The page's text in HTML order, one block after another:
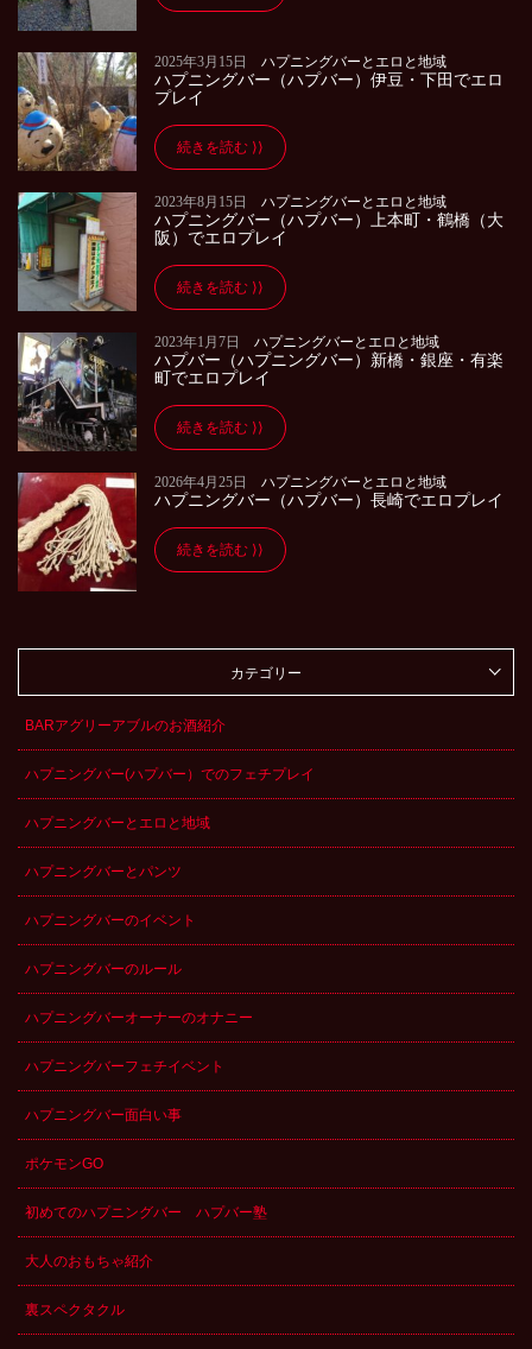
2025年3月15日 ハプニングバーとエロと地域
ハプニングバー（ハプバー）伊豆・下田でエロ
プレイ
続きを読む
2023年8月15日 ハプニングバーとエロと地域
ハプニングバー（ハプバー）上本町・鶴橋（大
阪）でエロプレイ
続きを読む
2023年1月7日 ハプニングバーとエロと地域
ハプバー（ハプニングバー）新橋・銀座・有楽
町でエロプレイ
続きを読む
2026年4月25日 ハプニングバーとエロと地域
ハプニングバー（ハプバー）長崎でエロプレイ
続きを読む
カテゴリー
BARアグリーアブルのお酒紹介
ハプニングバー(ハプバー）でのフェチプレイ
ハプニングバーとエロと地域
ハプニングバーとパンツ
ハプニングバーのイベント
ハプニングバーのルール
ハプニングバーオーナーのオナニー
ハプニングバーフェチイベント
ハプニングバー面白い事
ポケモンGO
初めてのハプニングバー ハプバー塾
大人のおもちゃ紹介
裏スペクタクル